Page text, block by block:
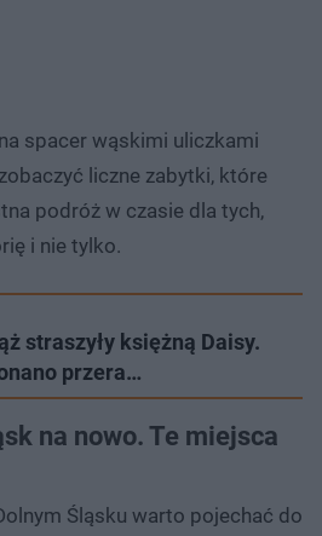
spacer wąskimi uliczkami
liczne zabytki, które
podróż w czasie dla tych,
i nie tylko.
straszyły księżną Daisy.
przera…
na nowo. Te miejsca
Śląsku warto pojechać do